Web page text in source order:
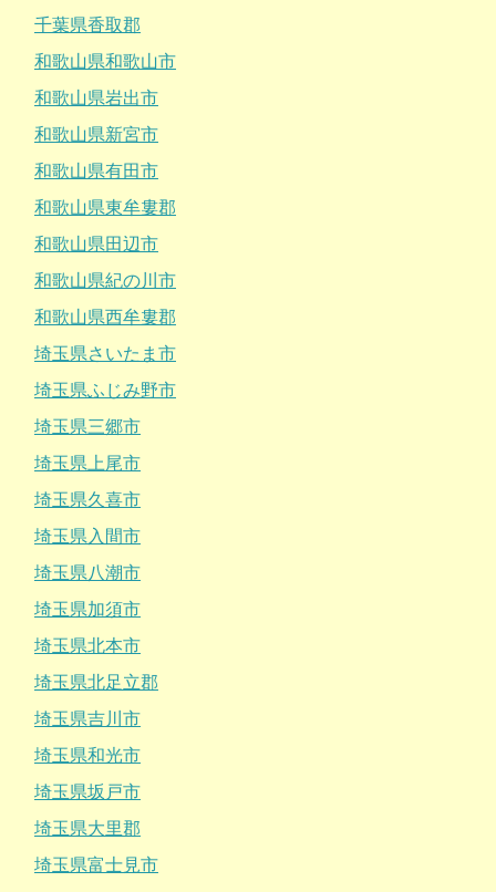
千葉県香取郡
和歌山県和歌山市
和歌山県岩出市
和歌山県新宮市
和歌山県有田市
和歌山県東牟婁郡
和歌山県田辺市
和歌山県紀の川市
和歌山県西牟婁郡
埼玉県さいたま市
埼玉県ふじみ野市
埼玉県三郷市
埼玉県上尾市
埼玉県久喜市
埼玉県入間市
埼玉県八潮市
埼玉県加須市
埼玉県北本市
埼玉県北足立郡
埼玉県吉川市
埼玉県和光市
埼玉県坂戸市
埼玉県大里郡
埼玉県富士見市